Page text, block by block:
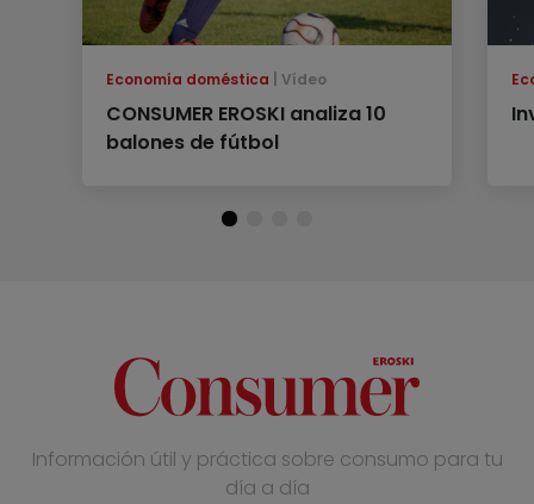
Economía doméstica Vídeo
CONSUMER EROSKI analiza 10
balones de fútbol
Información útil y práctica sobre consumo para tu
día a día